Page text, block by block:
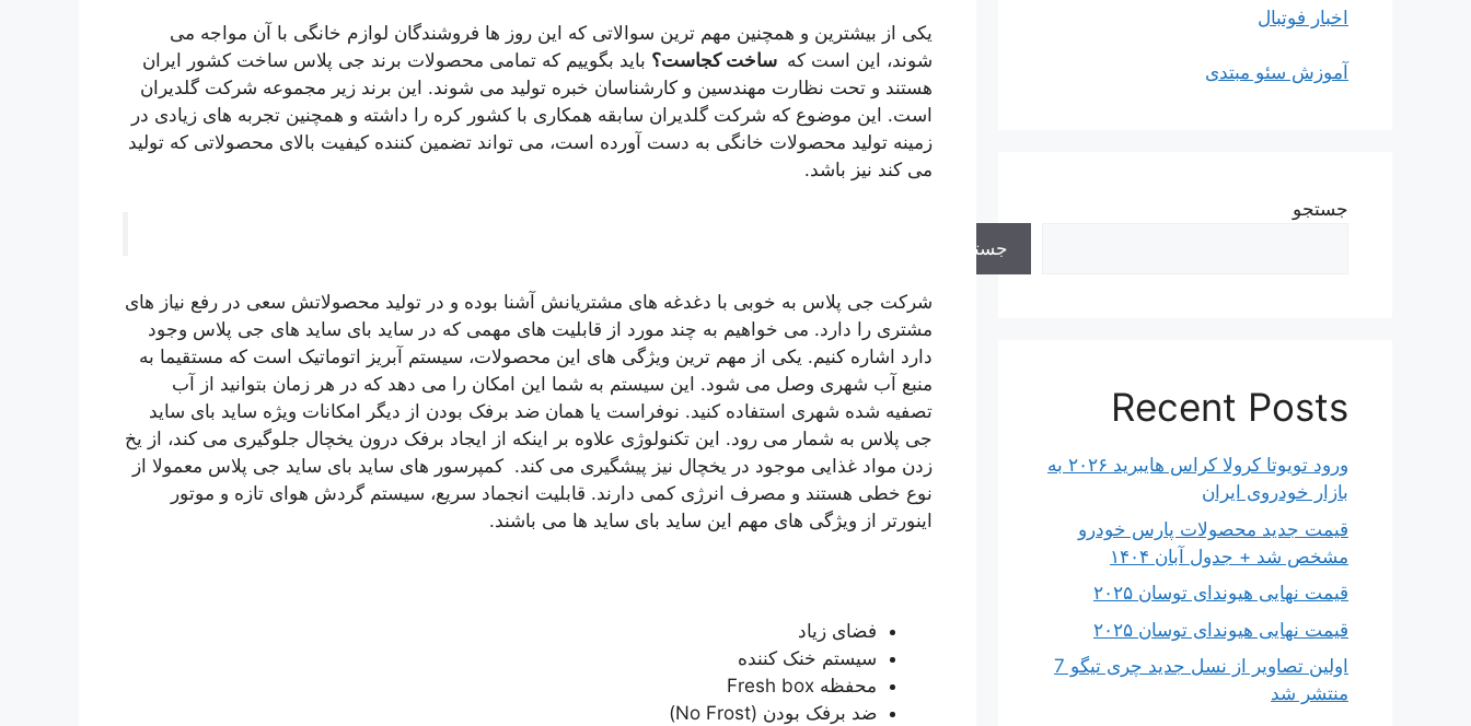
یکی از بیشترین و همچنین مهم ترین سوالاتی که این روز ها فروشندگان لوازم خانگی با آن مواجه می
شوند، این است که ساخت کجاست؟ باید بگوییم که تمامی محصولات برند جی پلاس ساخت کشور ایران
هستند و تحت نظارت مهندسین و کارشناسان خبره تولید می شوند. این برند زیر مجموعه شرکت گلدیران
است. این موضوع که شرکت گلدیران سابقه همکاری با کشور کره را داشته و همچنین تجربه های زیادی در
زمینه تولید محصولات خانگی به دست آورده است، می تواند تضمین کننده کیفیت بالای محصولاتی که تولید
می کند نیز باشد.
شرکت جی پلاس به خوبی با دغدغه های مشتریانش آشنا بوده و در تولید محصولاتش سعی در رفع نیاز های
مشتری را دارد. می خواهیم به چند مورد از قابلیت های مهمی که در ساید بای ساید های جی پلاس وجود
دارد اشاره کنیم. یکی از مهم ترین ویژگی های این محصولات، سیستم آبریز اتوماتیک است که مستقیما به
منبع آب شهری وصل می شود. این سیستم به شما این امکان را می دهد که در هر زمان بتوانید از آب
تصفیه شده شهری استفاده کنید. نوفراست یا همان ضد برفک بودن از دیگر امکانات ویژه ساید بای ساید
جی پلاس به شمار می رود. این تکنولوژی علاوه بر اینکه از ایجاد برفک درون یخچال جلوگیری می کند، از یخ
زدن مواد غذایی موجود در یخچال نیز پیشگیری می کند. کمپرسور های ساید بای ساید جی پلاس معمولا از
نوع خطی هستند و مصرف انرژی کمی دارند. قابلیت انجماد سریع، سیستم گردش هوای تازه و موتور
اینورتر از ویژگی های مهم این ساید بای ساید ها می باشند.
فضای زیاد
سیستم خنک کننده
محفظه Fresh box
ضد برفک بودن (No Frost)
اخبار فوتبال
آموزش سئو مبتدی
جستجو
جستجو
Recent Posts
ورود تویوتا کرولا کراس هایبرید ۲۰۲۶ به
بازار خودروی ایران
قیمت جدید محصولات پارس خودرو
مشخص شد + جدول آبان ۱۴۰۴
قیمت نهایی هیوندای توسان ۲۰۲۵
قیمت نهایی هیوندای توسان ۲۰۲۵
اولین تصاویر از نسل جدید چری تیگو 7
منتشر شد